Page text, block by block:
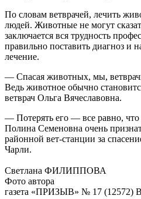
По словам ветврачей, лечить
людей. Животные не могут
заключается вся трудность
правильно поставить диагноз и
лечение.
— Спасая животных, мы,
Ведь животное обычно
ветврач Ольга Вячеславовна.
— Потерять его — все равно, что
Полина Семеновна очень
районной вет-станции за
Чарли.
Светлана ФИЛИППОВА
Фото автора
газета «ПРИЗЫВ» № 17 (12572)